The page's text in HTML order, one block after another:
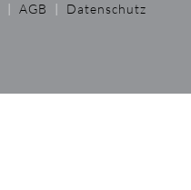
| AGB | Datenschutz